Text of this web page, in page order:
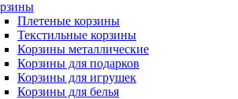
Плетеные корзины
Текстильные корзины
Корзины металлические
Корзины для подарков
Корзины для игрушек
Корзины для белья